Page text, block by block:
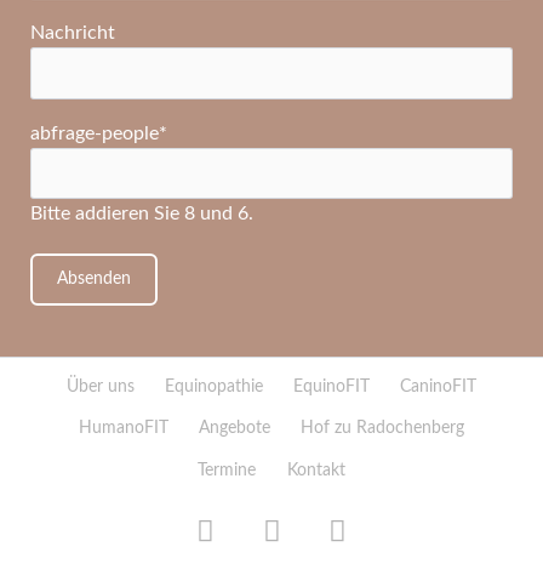
Nachricht
Pflichtfeld
abfrage-people*
Bitte addieren Sie 8 und 6.
Absenden
Navigation
Über uns Equinopathie EquinoFIT CaninoFIT
HumanoFIT Angebote Hof zu Radochenberg
Termine Kontakt